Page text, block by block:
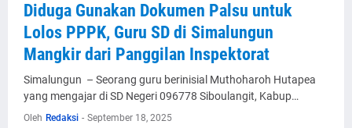
Diduga Gunakan Dokumen Palsu untuk
Lolos PPPK, Guru SD di Simalungun
Mangkir dari Panggilan Inspektorat
Simalungun – Seorang guru berinisial Muthoharoh Hutapea
yang mengajar di SD Negeri 096778 Siboulangit, Kabup…
Oleh Redaksi - September 18, 2025